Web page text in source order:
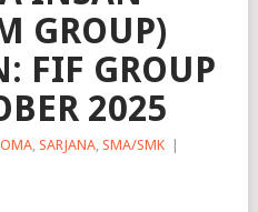
GROUP)
FIF GROUP
2025
, SARJANA, SMA/SMK